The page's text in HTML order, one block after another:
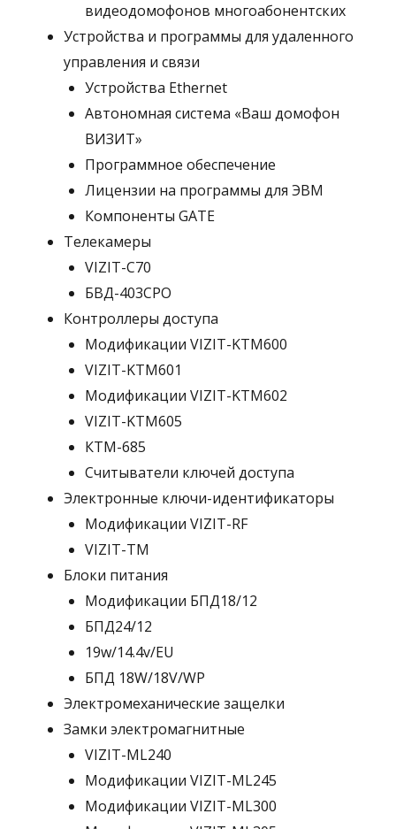
видеодомофонов многоабонентских
Устройства и программы для удаленного
управления и связи
Устройства Ethernet
Автономная система «Ваш домофон
ВИЗИТ»
Программное обеспечение
Лицензии на программы для ЭВМ
Компоненты GATE
Телекамеры
VIZIT-C70
БВД-403СРО
Контроллеры доступа
Модификации VIZIT-KTM600
VIZIT-KTM601
Модификации VIZIT-KTM602
VIZIT-KTM605
КТМ-685
Считыватели ключей доступа
Электронные ключи-идентификаторы
Модификации VIZIT-RF
VIZIT-TM
Блоки питания
Модификации БПД18/12
БПД24/12
19w/14.4v/EU
БПД 18W/18V/WP
Электромеханические защелки
Замки электромагнитные
VIZIT-ML240
Модификации VIZIT-ML245
Модификации VIZIT-ML300